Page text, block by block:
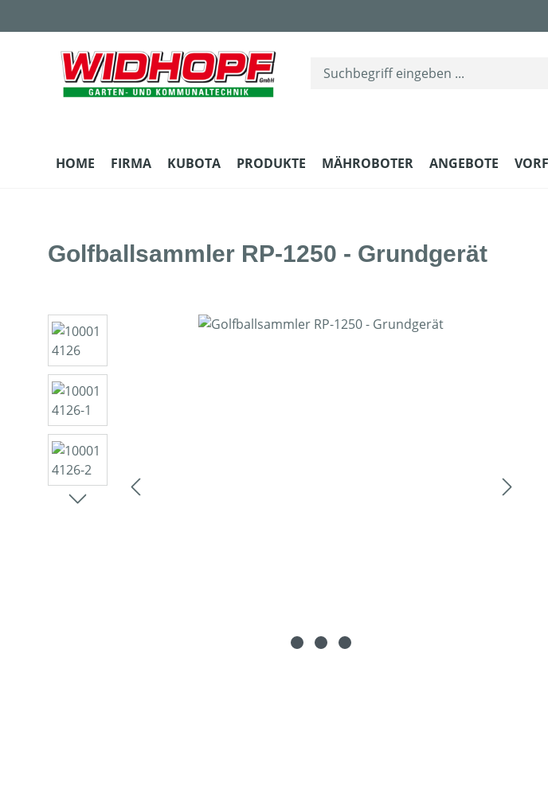
HOME FIRMA KUBOTA PRODUKTE MÄHROBOTER ANGEBOTE
Golfballsammler RP-1250 - Grundgerät
Bildergalerie überspringen